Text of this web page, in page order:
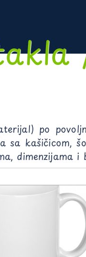
po
sa kašičicom,
dimenzijama i